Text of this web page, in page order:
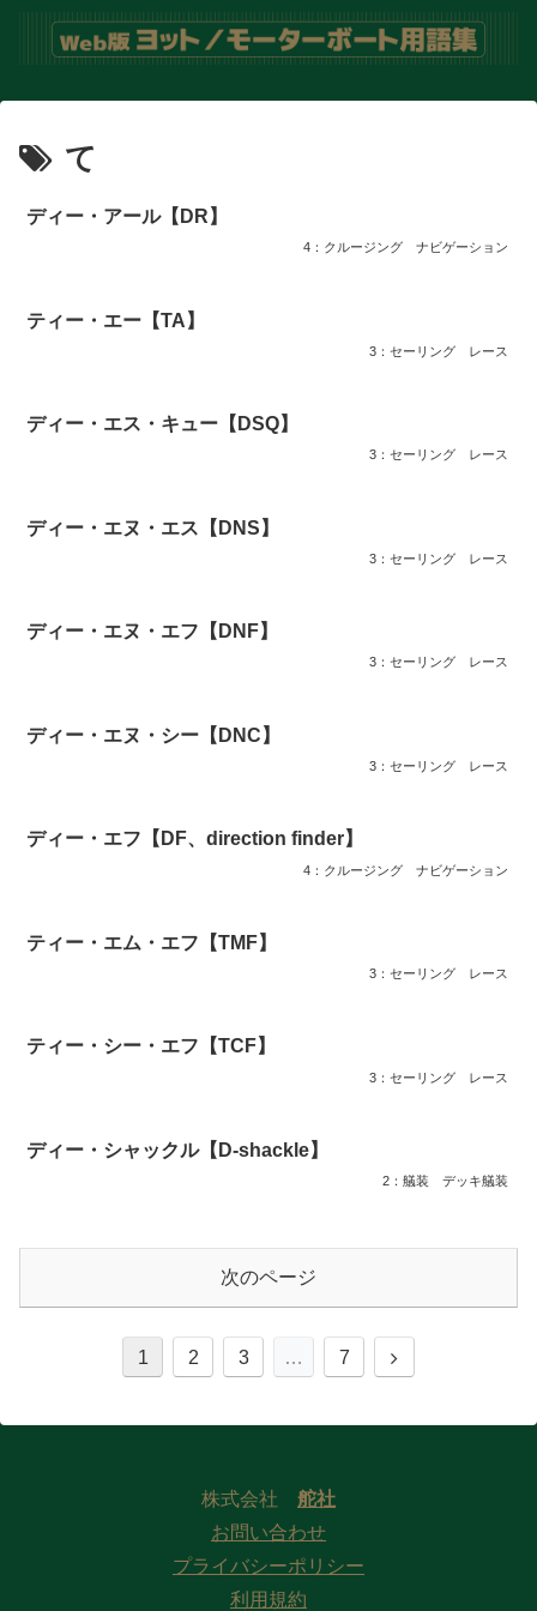
て
ディー・アール【DR】
4：クルージング ナビゲーション
ティー・エー【TA】
3：セーリング レース
ディー・エス・キュー【DSQ】
3：セーリング レース
ディー・エヌ・エス【DNS】
3：セーリング レース
ディー・エヌ・エフ【DNF】
3：セーリング レース
ディー・エヌ・シー【DNC】
3：セーリング レース
ディー・エフ【DF、direction finder】
4：クルージング ナビゲーション
ティー・エム・エフ【TMF】
3：セーリング レース
ティー・シー・エフ【TCF】
3：セーリング レース
ディー・シャックル【D-shackle】
2：艤装 デッキ艤装
次のページ
1 2 3 … 7
株式会社 舵社
お問い合わせ
プライバシーポリシー
利用規約